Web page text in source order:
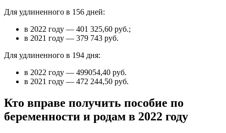
Для удлиненного в 156 дней:
в 2022 году — 401 325,60 руб.;
в 2021 году — 379 743 руб.
Для удлиненного в 194 дня:
в 2022 году — 499054,40 руб.
в 2021 году — 472 244,50 руб.
Кто вправе получить пособие по
беременности и родам в 2022 году